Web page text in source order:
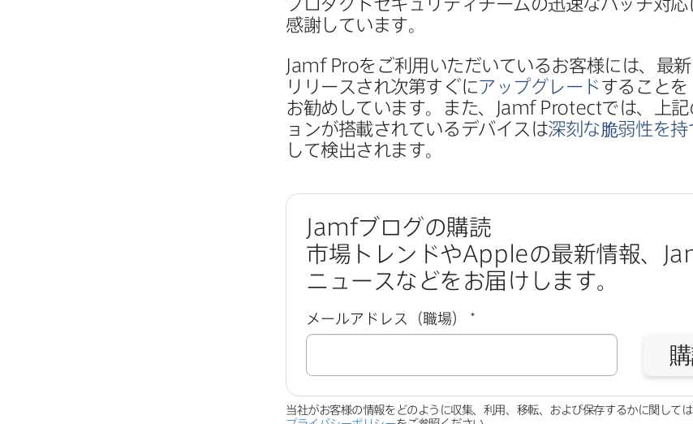
感謝しています。
Jamf Proを​ご利用いただいている​お客様には、​最
リリースされ次第すぐにアップグレード する​ことを​
お勧めしています。​また、
Jamf Protectでは、​上記
ョンが​搭載されている​デバイスは深刻な​脆弱性を​持
して​検出されます。
Jamfブログの​購読
市場トレンドやAppleの​最新情報、
ニュースなどを​お届けします。
メールアドレス（職場） *必
当社が​お客様の​情報を​どのように​収集、​利用、​移転、​および​保存するかに​関しては